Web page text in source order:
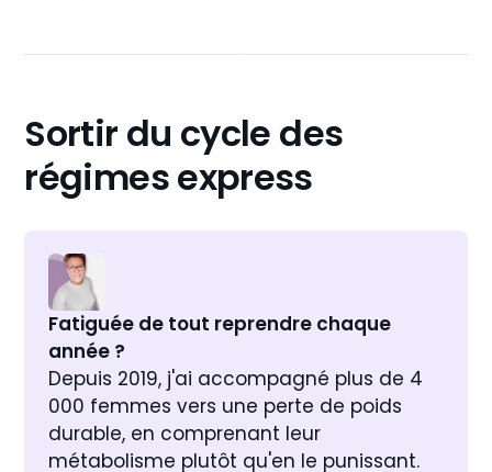
Sortir du cycle des
régimes express
Fatiguée de tout reprendre chaque
année ?
Depuis 2019, j'ai accompagné plus de 4
000 femmes vers une perte de poids
durable, en comprenant leur
métabolisme plutôt qu'en le punissant.